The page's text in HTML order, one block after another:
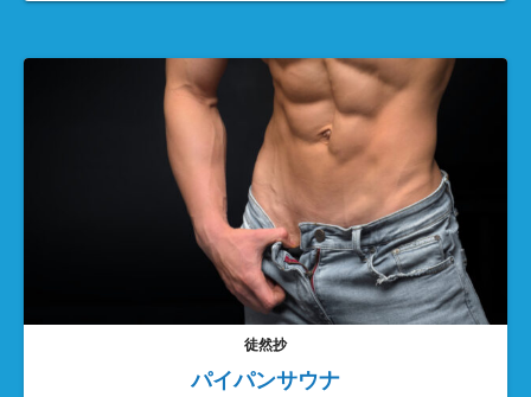
徒然抄
パイパンサウナ